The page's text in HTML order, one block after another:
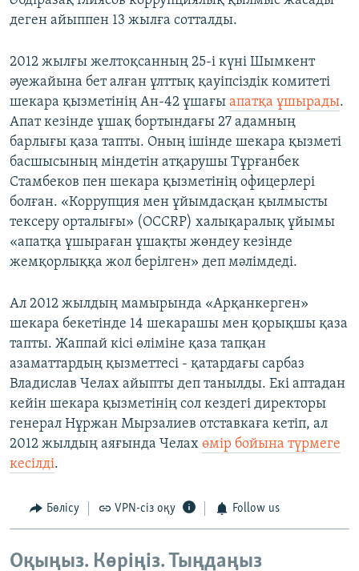
деген айыппен 13 жылға сотталды.
2012 жылғы желтоқсанның 25-і күні Шымкент
әуежайына бет алған ұлттық қауіпсіздік комитеті
шекара қызметінің Ан-42 ұшағы апатқа ұшырады.
Апат кезінде ұшақ бортындағы 27 адамның
барлығы қаза тапты. Оның ішінде шекара қызметі
басшысының міндетін атқарушы Тұрғанбек
Стамбеков пен шекара қызметінің офицерлері
болған. «Коррупция мен ұйымдасқан қылмысты
тексеру орталығы» (OCCRP) халықаралық ұйымы
«апатқа ұшыраған ұшақты жөндеу кезінде
жемқорлыққа жол берілген» деп мәлімдеді.
Ал 2012 жылдың мамырында «Арқанкерген»
шекара бекетінде 14 шекарашы мен қорықшы қаза
тапты. Жаппай кісі өліміне қаза тапқан
азаматтардың қызметтесі - қатардағы сарбаз
Владислав Челах айыпты деп танылды. Екі аптадан
кейін шекара қызметінің сол кездегі директоры
генерал Нұржан Мырзалиев отставкаға кетіп, ал
2012 жылдың аяғында Челах өмір бойына түрмеге
кесілді.
Бөлісу VPN-сіз оқу Follow us
Оқыңыз. Көріңіз. Тыңдаңыз